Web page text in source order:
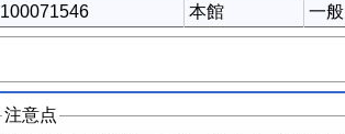
100071546
本館 一般
注意点